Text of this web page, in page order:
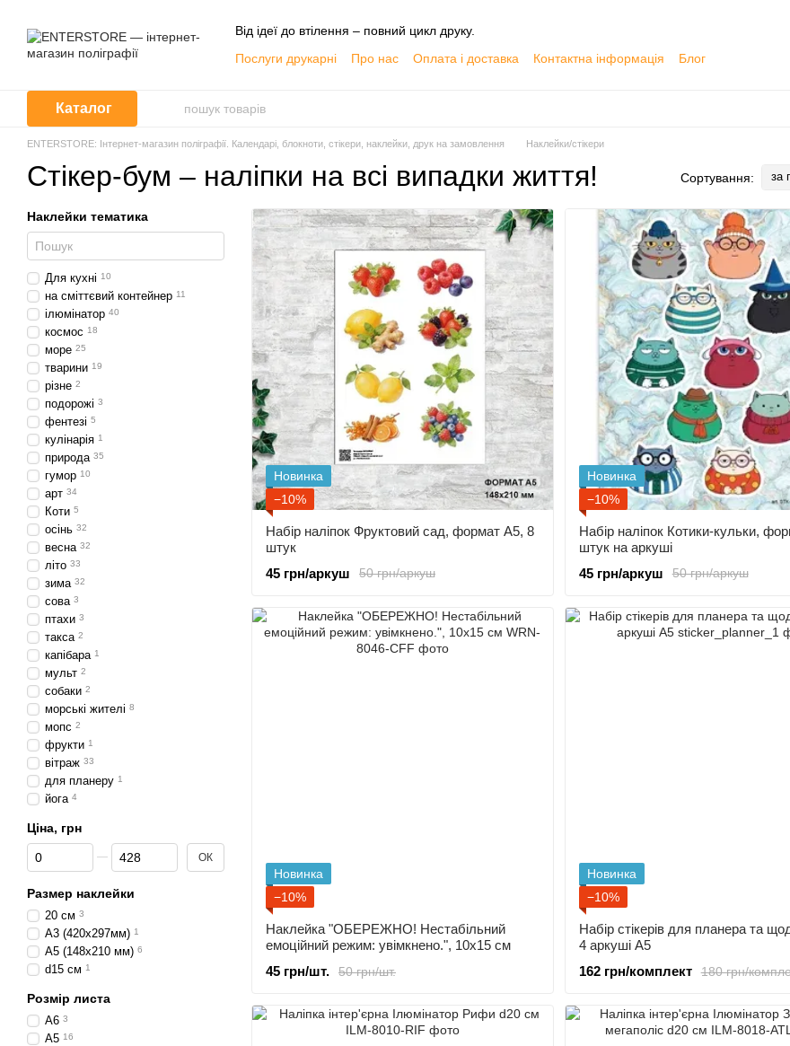
Від ідеї до втілення – повний цикл друку.
Послуги друкарні
Про нас Оплата і доставка Контактна інформація
Блог
Каталог
ENTERSTORE: Інтернет-магазин поліграфії. Календарі, блокноти, стікери, наклейки, друк на замовлення Наклейки/стікери
Стікер-бум – наліпки на всі випадки життя! Сортування: за
Новинка
−10%
Набір наліпок Фруктовий сад, формат А5, 8
штук
50 грн/аркуш
45 грн/аркуш
Новинка
−10%
Набір наліпок Котики-кульки,
штук на аркуші
50 грн/аркуш
45 грн/аркуш
Новинка
−10%
Наклейка "ОБЕРЕЖНО! Нестабільний
емоційний режим: увімкнено.", 10х15 см
50 грн/шт.
45 грн/шт.
Новинка
−10%
Набір стікерів для планера та
4 аркуші A5
180 грн/
162 грн/комплект
Наклейки тематика
Для кухні 10
на сміттєвий контейнер 11
ілюмінатор 40
космос 18
море 25
тварини 19
різне 2
подорожі 3
фентезі 5
кулінарія 1
природа 35
гумор 10
арт 34
Коти 5
осінь 32
весна 32
літо 33
зима 32
сова 3
птахи 3
такса 2
капібара 1
мульт 2
cобаки 2
морські жителі 8
мопс 2
фрукти 1
вітраж 33
для планеру 1
йога 4
Ціна, грн
Від Ціна, грн
До Ціна, грн ОК
Размер наклейки
20 см 3
А3 (420х297мм) 1
А5 (148х210 мм) 6
d15 см 1
Розмір листа
А6 3
А5 16